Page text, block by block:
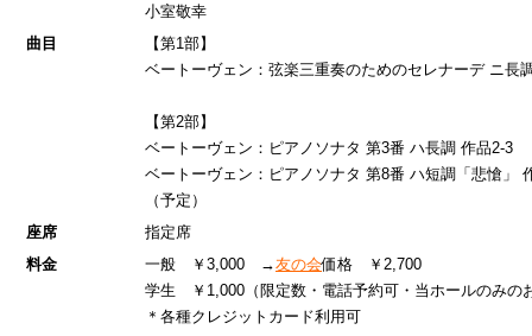
小室敬幸
曲目
【第1部】
ベートーヴェン：弦楽三重奏のためのセレナーデ ニ長
【第2部】
ベートーヴェン：ピアノソナタ 第3番 ハ長調 作品2-3
ベートーヴェン：ピアノソナタ 第8番 ハ短調「悲
（予定）
座席
指定席
料金
一般 ￥3,000 →友の会価格 ￥2,700
学生 ￥1,000（限定数・電話予約可・当ホールのみの
＊各種クレジットカード利用可